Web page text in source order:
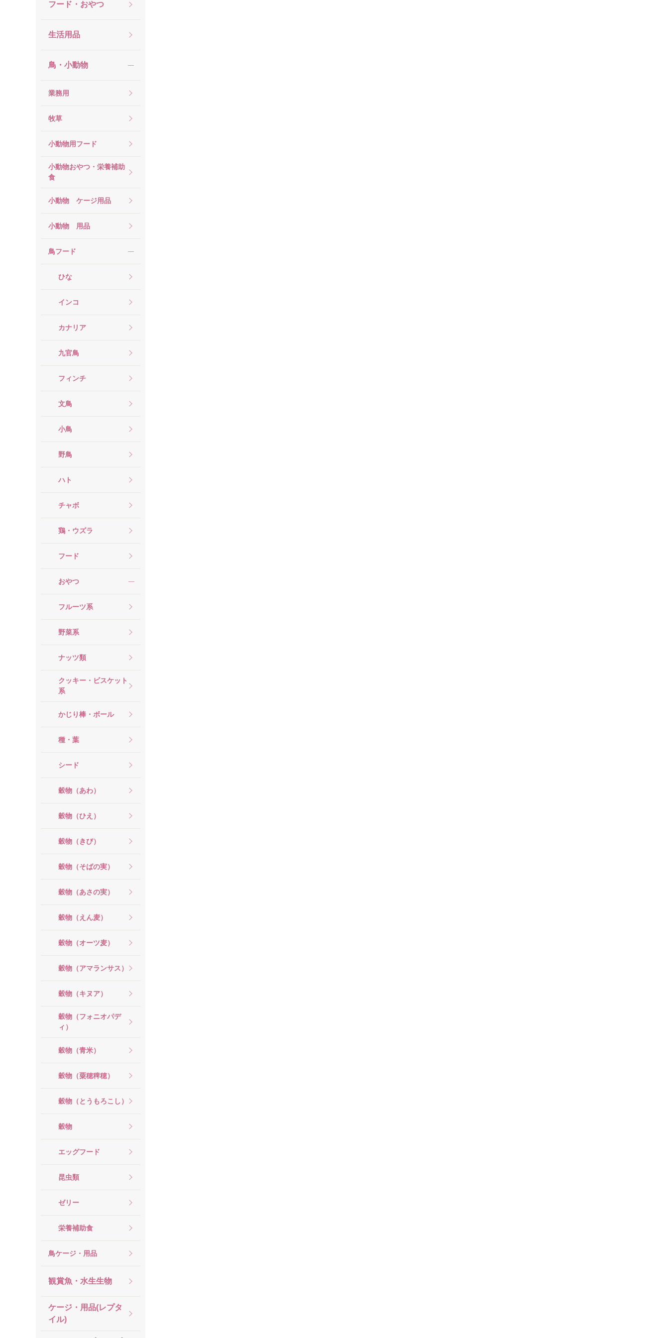
フード・おやつ
生活用品
鳥・小動物
業務用
牧草
小動物用フード
小動物おやつ・栄養補助
食
小動物 ケージ用品
小動物 用品
鳥フード
ひな
インコ
カナリア
九官鳥
フィンチ
文鳥
小鳥
野鳥
ハト
チャボ
鶏・ウズラ
フード
おやつ
フルーツ系
野菜系
ナッツ類
クッキー・ビスケット
系
かじり棒・ボール
種・葉
シード
穀物（あわ）
穀物（ひえ）
穀物（きび）
穀物（そばの実）
穀物（あさの実）
穀物（えん麦）
穀物（オーツ麦）
穀物（アマランサス）
穀物（キヌア）
穀物（フォニオパデ
ィ）
穀物（青米）
穀物（粟穂稗穂）
穀物（とうもろこし）
穀物
エッグフード
昆虫類
ゼリー
栄養補助食
鳥ケージ・用品
観賞魚・水生生物
ケージ・用品(レプタ
イル)